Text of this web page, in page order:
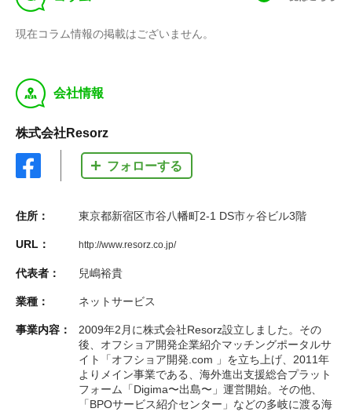
現在コラム情報の掲載はございません。
y 会社情報
株式会社Resorz
フォローする
住所： 東京都新宿区市谷八幡町2-1 DS市ヶ谷ビル3階
URL： http://www.resorz.co.jp/
代表者： 兒嶋裕貴
業種： ネットサービス
事業内容：
2009年2⽉に株式会社Resorz設⽴しました。その
後、オフショア開発企業紹介マッチングポータルサ
イト「オフショア開発.com 」を⽴ち上げ、2011年
よりメイン事業である、海外進出⽀援総合プラット
フォーム「Digima〜出島〜」運営開始。その他、
「BPOサービス紹介センター」などの多岐に渡る海